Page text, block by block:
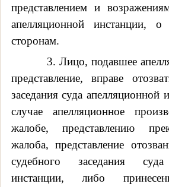
представлением и
апелляционной инстанции,
сторонам.
3. Лицо, подавшее
представление, вправе
заседания суда апелляционной
случае апелляционное
жалобе, представлению
жалоба, представление
судебного заседания суда
инстанции, либо